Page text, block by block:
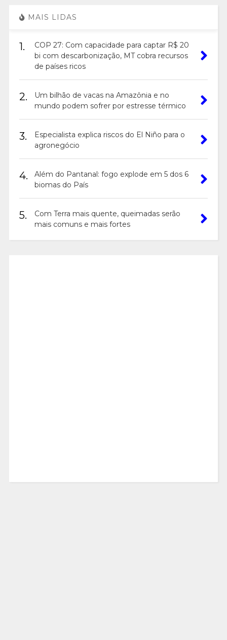
MAIS LIDAS
1.
COP 27: Com capacidade para captar R$ 20
bi com descarbonização, MT cobra recursos
de países ricos
2.
Um bilhão de vacas na Amazônia e no
mundo podem sofrer por estresse térmico
3.
Especialista explica riscos do El Niño para o
agronegócio
4.
Além do Pantanal: fogo explode em 5 dos 6
biomas do País
5.
Com Terra mais quente, queimadas serão
mais comuns e mais fortes